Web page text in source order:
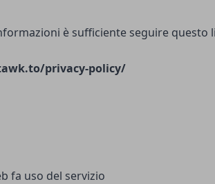
è sufficiente seguire questo
privacy-policy/
fa uso del servizio